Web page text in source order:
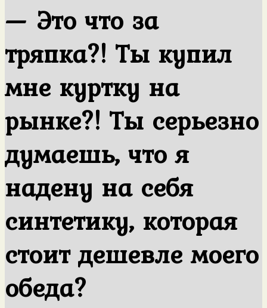
— Это что за
тряпка?! Ты купил
мне куртку на
рынке?! Ты серьезно
думаешь, что я
надену на себя
синтетику, которая
стоит дешевле моего
обеда?